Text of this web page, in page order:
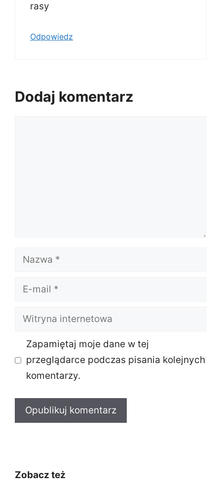
rasy
Odpowiedz
Dodaj komentarz
Nazwa
E-
Witryna
Zapamiętaj moje dane w tej
przeglądarce podczas pisania kolejnych
komentarzy.
Zobacz też